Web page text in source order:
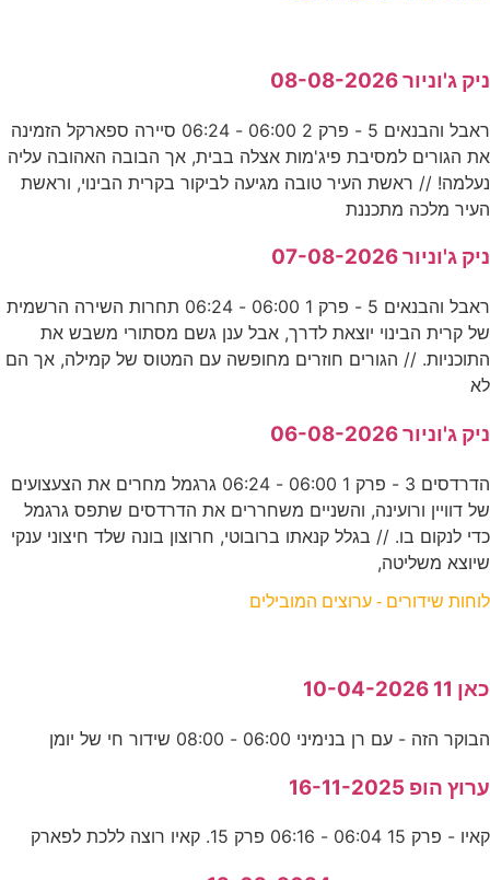
ניק ג'וניור 08-08-2026
ראבל והבנאים 5 - פרק 2 06:00 - 06:24 סיירה ספארקל הזמינה
את הגורים למסיבת פיג'מות אצלה בבית, אך הבובה האהובה עליה
נעלמה! // ראשת העיר טובה מגיעה לביקור בקרית הבינוי, וראשת
העיר מלכה מתכננת
ניק ג'וניור 07-08-2026
ראבל והבנאים 5 - פרק 1 06:00 - 06:24 תחרות השירה הרשמית
של קרית הבינוי יוצאת לדרך, אבל ענן גשם מסתורי משבש את
התוכניות. // הגורים חוזרים מחופשה עם המטוס של קמילה, אך הם
לא
ניק ג'וניור 06-08-2026
הדרדסים 3 - פרק 1 06:00 - 06:24 גרגמל מחרים את הצעצועים
של דוויין ורועינה, והשניים משחררים את הדרדסים שתפס גרגמל
כדי לנקום בו. // בגלל קנאתו ברובוטי, חרוצון בונה שלד חיצוני ענקי
שיוצא משליטה,
לוחות שידורים - ערוצים המובילים
כאן 11 10-04-2026
הבוקר הזה - עם רן בנימיני 06:00 - 08:00 שידור חי של יומן
ערוץ הופ 16-11-2025
קאיו - פרק 15 06:04 - 06:16 פרק 15. קאיו רוצה ללכת לפארק